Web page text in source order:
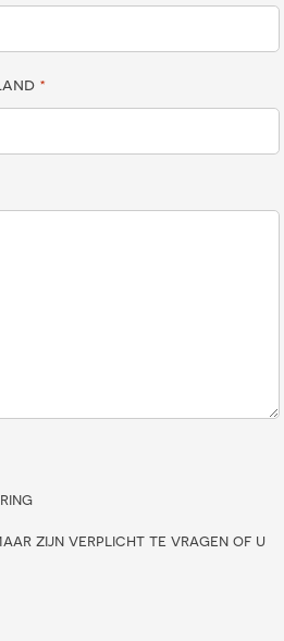
*
zijn verplicht te vragen of u